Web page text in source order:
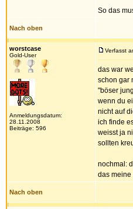
So das
Nach oben
worstcase
Gold-User
Anmeldungsdatum:
28.11.2008
Beiträge: 596
Verfasst
das war
schon gar
"böser
wenn du
nicht auf
ich finde
weisst ja
sollten
nochmal:
das
Nach oben